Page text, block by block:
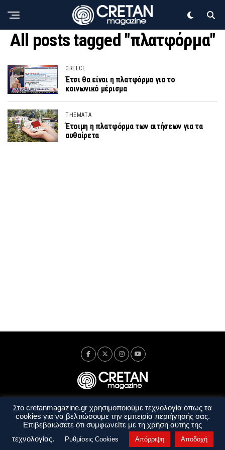
All posts tagged "πλατφόρμα"
GREECE
Έτσι θα είναι η πλατφόρμα για το
κοινωνικό μέρισμα
THEMATA
Έτοιμη η πλατφόρμα των αιτήσεων για τα
αυθαίρετα
Ταυτότητα Πολιτική Απορρήτου
Όροι Χρήσης
Όροι και Προϋποθέσεις
Στο cretanmagazine.gr χρησιμοποιούμε τεχνολογία όπως τα
cookies για να βελτιώσουμε την εμπειρία περιήγησής σας.
Επιβεβαιώσετε ότι συμφωνείτε με τη χρήση αυτής της
τεχνολογίας.
Ρυθμίσεις Cookies Απόρριψη Αποδοχή